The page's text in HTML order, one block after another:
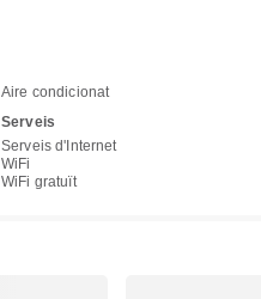
Aire condicionat
Serveis
Serveis d'Internet
WiFi
WiFi gratuït